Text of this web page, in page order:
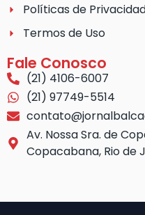
Políticas de
Termos de Uso
Fale Conosco
(21) 4106-6007
(21) 97749-5514
Av. Nossa Sra. de
Copacabana, Rio de